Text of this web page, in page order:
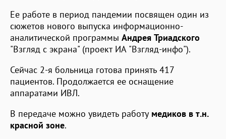
Ее работе в период пандемии посвящен один из
сюжетов нового выпуска информационно-
аналитической программы Андрея Триадского
"Взгляд с экрана" (проект ИА "Взгляд-инфо").
Сейчас 2-я больница готова принять 417
пациентов. Продолжается ее оснащение
аппаратами ИВЛ.
В передаче можно увидеть работу медиков в т.н.
красной зоне.